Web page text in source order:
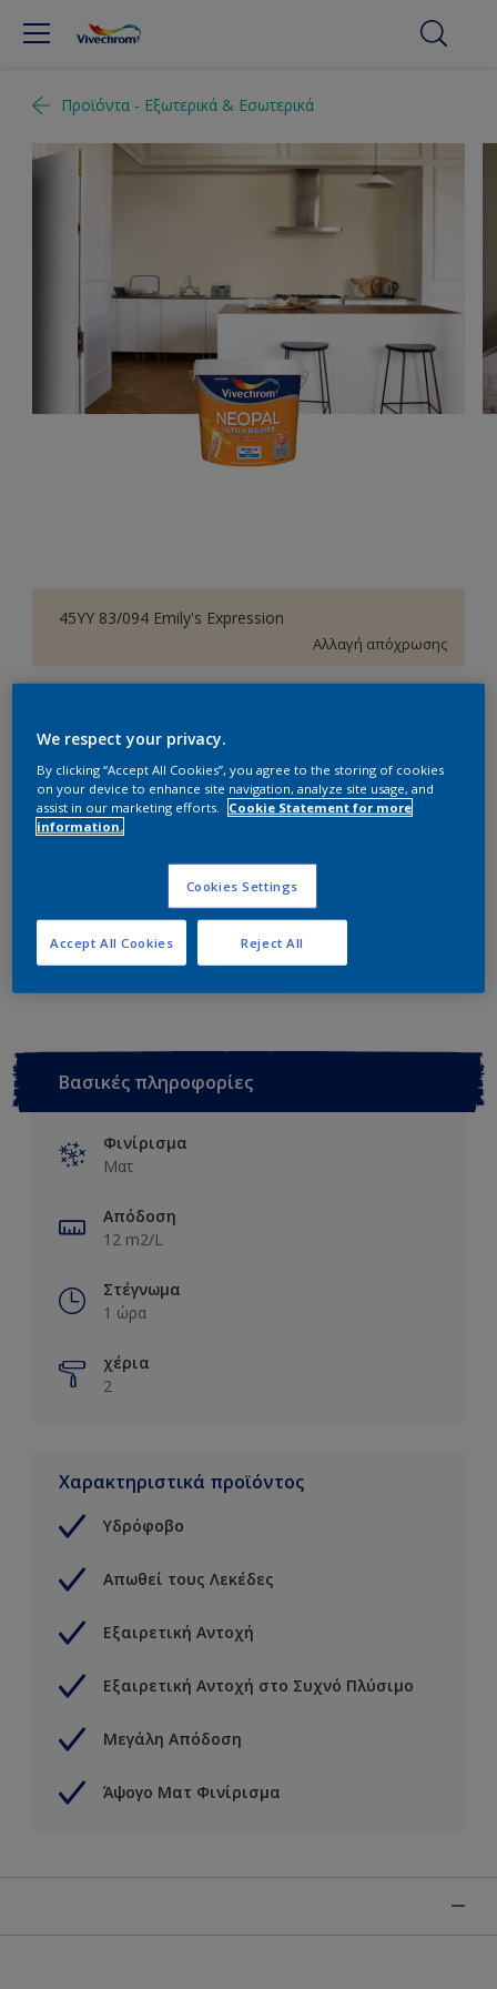
Προϊόντα - Εξωτερικά & Εσωτερικά
45YY 83/094 Emily's Expression
Αλλαγή απόχρωσης
1L
Ποσότητα Υπολογισμός χρώματος
Προσθήκη στο Workspace
Εύρεση Καταστήματος
Βασικές πληροφορίες
Φινίρισμα
Ματ
Απόδοση
12 m2/L
Στέγνωμα
1 ώρα
χέρια
2
Χαρακτηριστικά προϊόντος
Υδρόφοβο
Απωθεί τους Λεκέδες
Εξαιρετική Αντοχή
Εξαιρετική Αντοχή στο Συχνό Πλύσιμο
Μεγάλη Απόδοση
Άψογο Ματ Φινίρισμα
We respect your privacy.
By clicking “Accept All Cookies”, you agree to the storing of cookies
on your device to enhance site navigation, analyze site usage, and
assist in our marketing efforts.
Cookie Statement for more
information.
Cookies Settings
Reject All
Accept All Cookies